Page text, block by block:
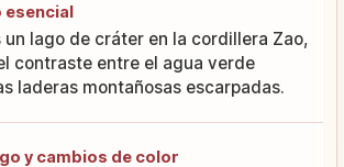
esencial
un lago de cráter en la cordillera Zao,
contraste entre el agua verde
laderas montañosas escarpadas.
y cambios de color